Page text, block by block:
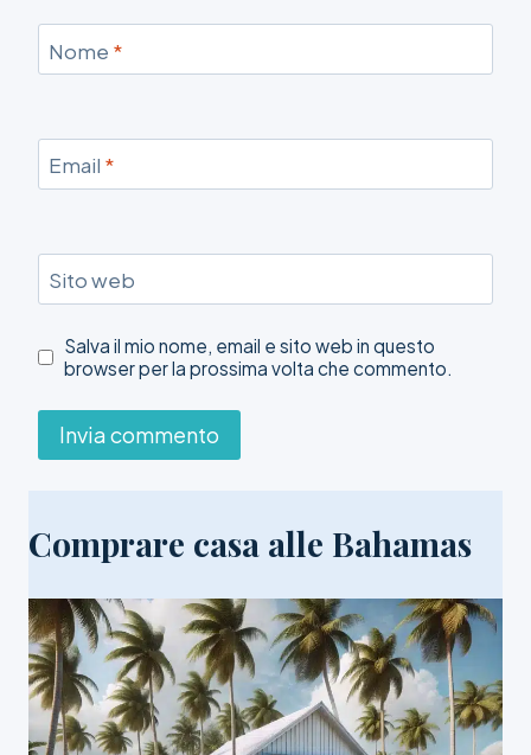
Nome *
Email *
Sito web
Salva il mio nome, email e sito web in questo
browser per la prossima volta che commento.
Comprare casa alle Bahamas